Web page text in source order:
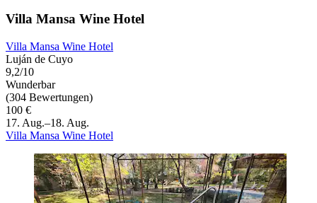
Villa Mansa Wine Hotel
Villa Mansa Wine Hotel
Luján de Cuyo
9,2/10
Wunderbar
(304 Bewertungen)
100 €
17. Aug.–18. Aug.
Villa Mansa Wine Hotel